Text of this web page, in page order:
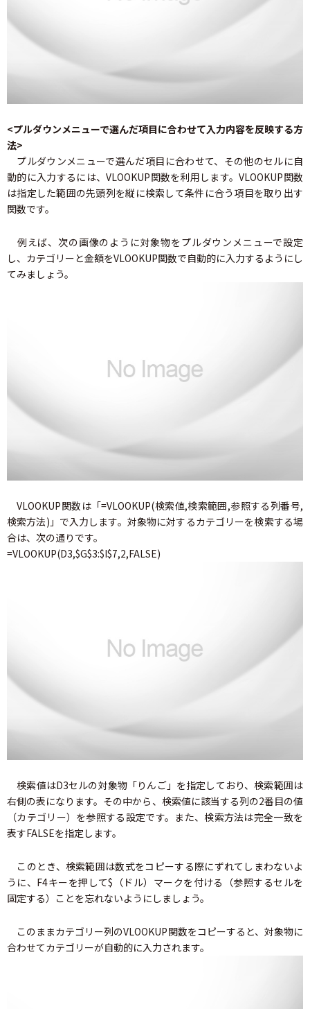
<プルダウンメニューで選んだ項目に合わせて入力内容を反映する方
法>
プルダウンメニューで選んだ項目に合わせて、その他のセルに自
動的に入力するには、VLOOKUP関数を利用します。VLOOKUP関数
は指定した範囲の先頭列を縦に検索して条件に合う項目を取り出す
関数です。
例えば、次の画像のように対象物をプルダウンメニューで設定
し、カテゴリーと金額をVLOOKUP関数で自動的に入力するようにし
てみましょう。
VLOOKUP関数は「=VLOOKUP(検索値,検索範囲,参照する列番号,
検索方法)」で入力します。対象物に対するカテゴリーを検索する場
合は、次の通りです。
=VLOOKUP(D3,$G$3:$I$7,2,FALSE)
検索値はD3セルの対象物「りんご」を指定しており、検索範囲は
右側の表になります。その中から、検索値に該当する列の2番目の値
（カテゴリー）を参照する設定です。また、検索方法は完全一致を
表すFALSEを指定します。
このとき、検索範囲は数式をコピーする際にずれてしまわないよ
うに、F4キーを押して$（ドル）マークを付ける（参照するセルを
固定する）ことを忘れないようにしましょう。
このままカテゴリー列のVLOOKUP関数をコピーすると、対象物に
合わせてカテゴリーが自動的に入力されます。